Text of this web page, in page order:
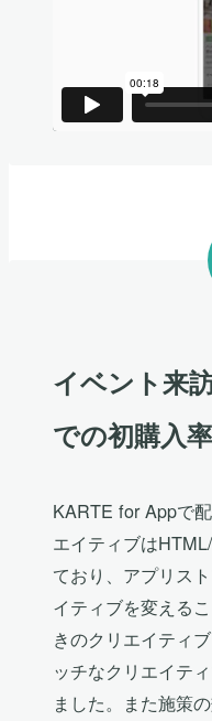
イベント来
での初購入
KARTE for Appで
エイティブは
ており、アプリス
イティブを変える
きのクリエイティ
ッチなクリエイテ
ました。また施策